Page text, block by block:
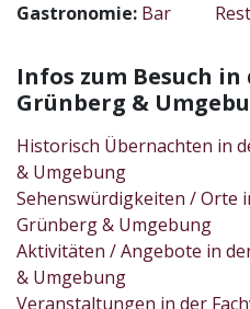
Gastronomie: Bar
Infos zum Besuch
Grünberg &
Historisch Übernachten in
& Umgebung
Sehenswürdigkeiten / Orte
Grünberg & Umgebung
Aktivitäten / Angebote in
& Umgebung
Veranstaltungen in der